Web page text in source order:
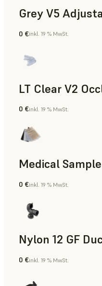
Grey V5
Standard
0 €inkl. 19 % MwSt.
Zahnmedizin
0 €inkl. 19 % MwSt.
Medical
Medizin
0 €inkl. 19 % MwSt.
Nylon 12 GF
SLS-Pulver
0 €inkl. 19 % MwSt.